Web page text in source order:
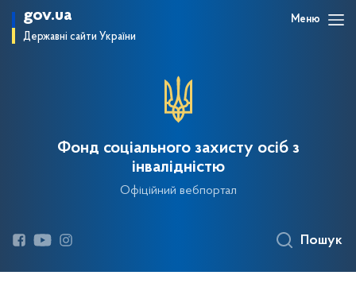
gov.ua
Державні сайти України
Меню
Фонд соціального захисту осіб з
інвалідністю
Офіційний вебпортал
Пошук